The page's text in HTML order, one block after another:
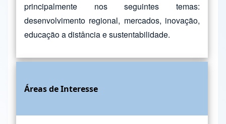
principalmente nos seguintes temas:
desenvolvimento regional, mercados, inovação,
educação a distância e sustentabilidade.
Áreas de Interesse